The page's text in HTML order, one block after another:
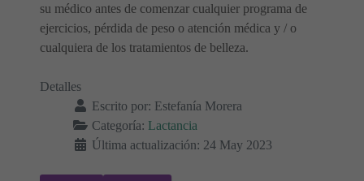
su médico antes de comenzar cualquier programa de
ejercicios, pérdida de peso o atención médica y / o
cualquiera de los tratamientos de belleza.
Detalles
Escrito por: Estefanía Morera
Categoría: Lactancia
Última actualización: 24 May 2023